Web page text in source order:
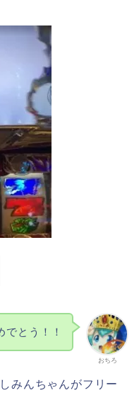
おちろ
でとう！！
みんちゃんがフリー